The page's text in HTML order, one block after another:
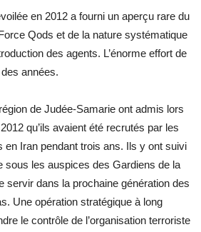
en 2012 a fourni un aperçu rare du
Qods et de la nature systématique
des agents. L’énorme effort de
années.
de Judée-Samarie ont admis lors
qu’ils avaient été recrutés par les
en Iran pendant trois ans. Ils y ont suivi
sous les auspices des Gardiens de la
servir dans la prochaine génération des
Une opération stratégique à long
le contrôle de l’organisation terroriste